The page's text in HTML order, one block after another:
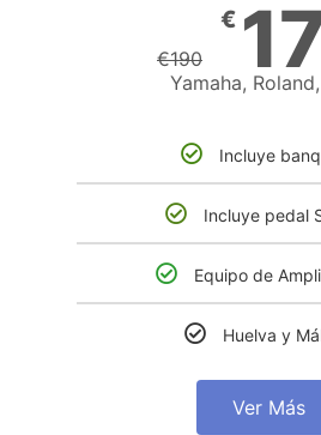
€190
€
Yamaha,
Incluye
Incluye pedal
Equipo de
Huelva y
Ver Más